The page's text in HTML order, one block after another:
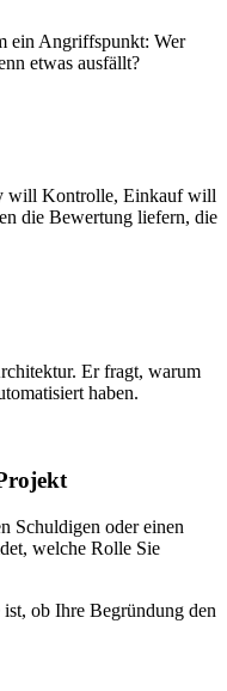
ein Angriffspunkt: Wer
etwas ausfällt?
will Kontrolle, Einkauf will
die Bewertung liefern, die
Er fragt, warum
haben.
Schuldigen oder einen
welche Rolle Sie
ob Ihre Begründung den